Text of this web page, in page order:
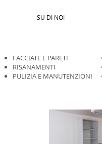
SU DI NOI
FACCIATE E PARETI
RISANAMENTI
PULIZIA E MANUTENZIONI